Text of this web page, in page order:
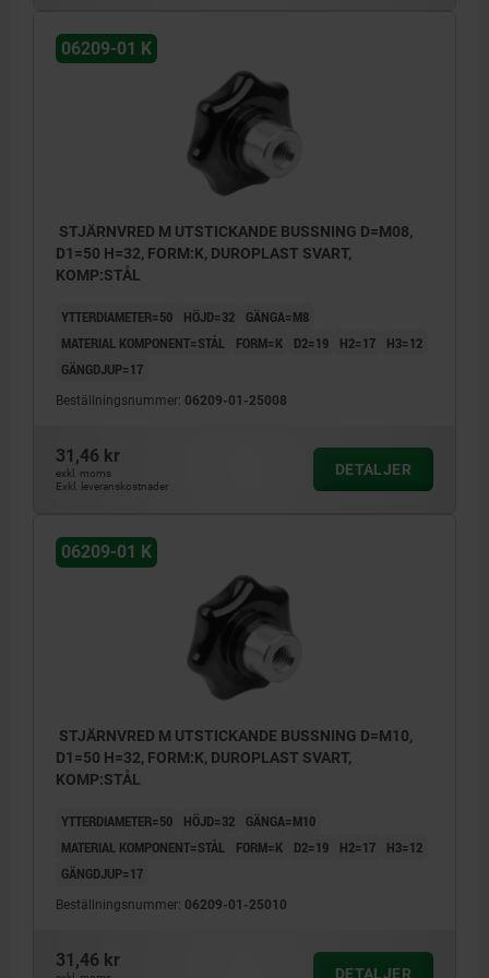
06209-01 K
STJÄRNVRED M UTSTICKANDE BUSSNING D=M08,
D1=50 H=32, FORM:K, DUROPLAST SVART,
KOMP:STÅL
YTTERDIAMETER=50 HÖJD=32
GÄNGA=M8
MATERIAL KOMPONENT=STÅL
FORM=K D2=19 H2=17
H3=12
GÄNGDJUP=17
Beställningsnummer: 06209-01-25008
31,46 kr
exkl. moms
Exkl. leveranskostnader
DETALJER
06209-01 K
STJÄRNVRED M UTSTICKANDE BUSSNING D=M10,
D1=50 H=32, FORM:K, DUROPLAST SVART,
KOMP:STÅL
YTTERDIAMETER=50 HÖJD=32
GÄNGA=M10
MATERIAL KOMPONENT=STÅL
FORM=K D2=19 H2=17
H3=12
GÄNGDJUP=17
Beställningsnummer: 06209-01-25010
31,46 kr
DETALJER